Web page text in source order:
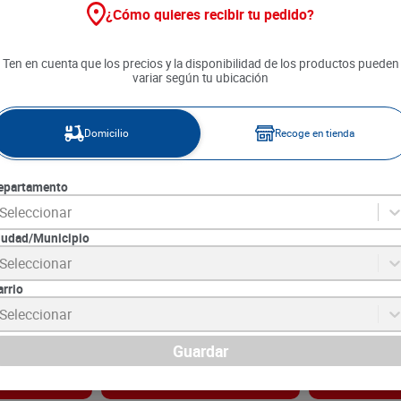
Nivea
150 ml
Clinical Clean/Fresh x 48 g
890
Desodorante
Stick Xtreme
¿Cómo quieres recibir tu pedido?
Ten en cuenta que los precios y la disponibilidad de los productos pueden
variar según tu ubicación
Domicilio Recoge en tienda
Seleccionar
Municipio
Seleccionar
Seleccionar
Guardar